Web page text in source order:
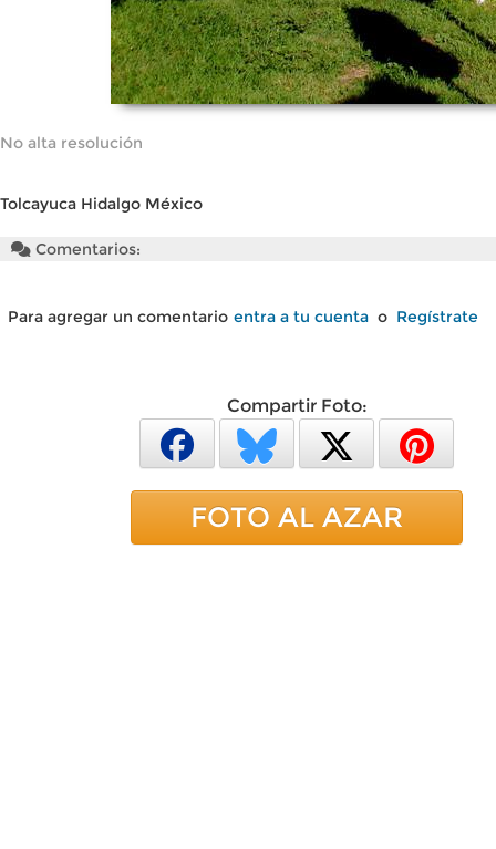
No alta resolución
Tolcayuca Hidalgo México
Comentarios:
Para agregar un comentario entra a tu cuenta o Regístrate
Compartir Foto:
FOTO AL AZAR